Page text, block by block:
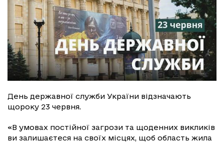
День державної служби України відзначають
щороку 23 червня.
«В умовах постійної загрози та щоденних викликів
ви залишаєтеся на своїх місцях, щоб область жила